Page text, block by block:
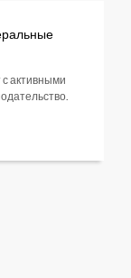
активными